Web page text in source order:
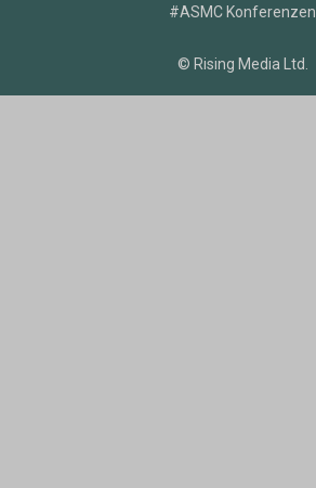
#ASMC Konferenzen
© Rising Media Ltd.